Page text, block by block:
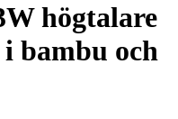
högtalare
bambu och